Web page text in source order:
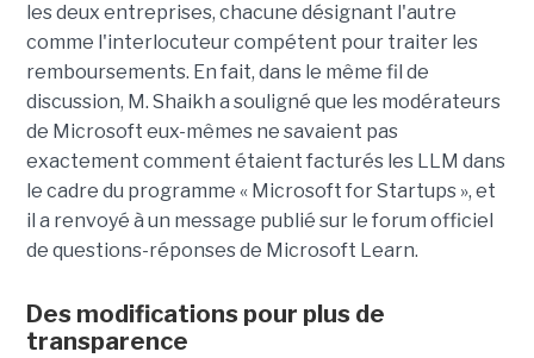
les deux entreprises, chacune désignant l'autre
comme l'interlocuteur compétent pour traiter les
remboursements. En fait, dans le même fil de
discussion, M. Shaikh a souligné que les modérateurs
de Microsoft eux-mêmes ne savaient pas
exactement comment étaient facturés les LLM dans
le cadre du programme « Microsoft for Startups », et
il a renvoyé à un message publié sur le forum officiel
de questions-réponses de Microsoft Learn.
Des modifications pour plus de
transparence